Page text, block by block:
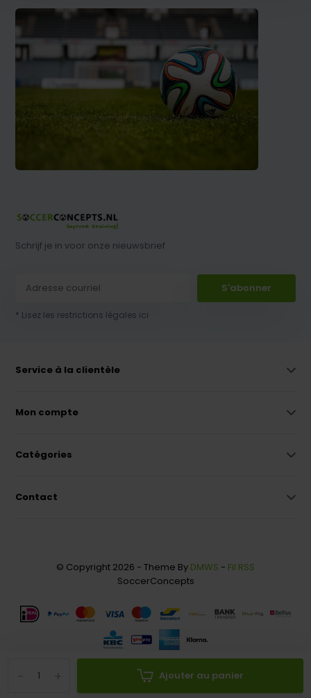
Ajouter au panier
Schrijf je in voor onze nieuwsbrief
S'abonner
* Lisez les restrictions légales ici
Service à la clientèle
Mon compte
Catégories
Contact
© Copyright 2026 - Theme By DMWS - Fil RSS
SoccerConcepts